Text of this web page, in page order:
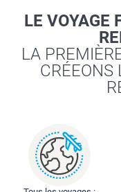
LE VOYAGE
LA
CRÉEONS